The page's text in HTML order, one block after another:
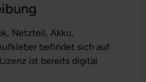
Netzteil, Akku,
befindet sich auf
ist bereits digital